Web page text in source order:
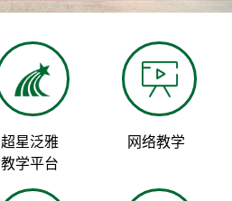
超星泛雅
教学平台
网络教学